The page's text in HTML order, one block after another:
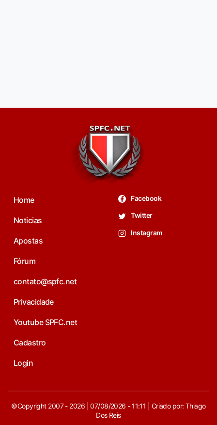
Home
Noticias
Apostas
Fórum
contato@spfc.net
Privacidade
Youtube SPFC.net
Cadastro
Login
Facebook
Twitter
Instagram
©Copyright 2007 - 2026 | 07/08/2026 - 11:11 | Criado por: Thiago
Dos Reis